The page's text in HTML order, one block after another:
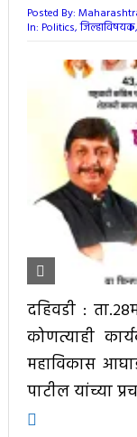
Posted By:
In: Politics,जिल्हाविषयक,
दहिवडी :
कोणत्याही
महाविकास
पाटील यांच्या